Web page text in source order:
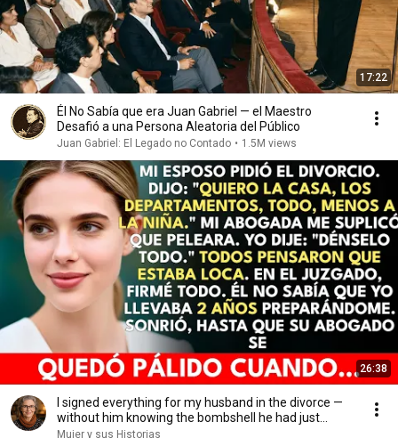
17:22
Él No Sabía que era Juan Gabriel — el Maestro
Desafió a una Persona Aleatoria del Público
Juan Gabriel: El Legado no Contado • 1.5M views
26:38
I signed everything for my husband in the divorce —
without him knowing the bombshell he had just...
Mujer y sus Historias